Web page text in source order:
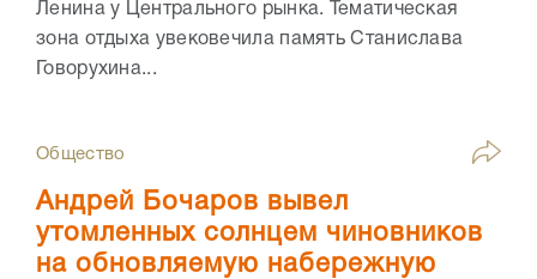
Ленина у Центрального рынка. Тематическая
зона отдыха увековечила память Станислава
Говорухина...
Общество
Андрей Бочаров вывел
утомленных солнцем чиновников
на обновляемую набережную